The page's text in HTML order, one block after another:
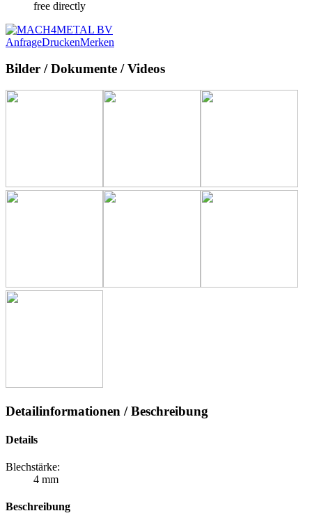
free directly
AnfrageDruckenMerken
Bilder / Dokumente / Videos
Detailinformationen / Beschreibung
Details
Blechstärke:
4 mm
Beschreibung